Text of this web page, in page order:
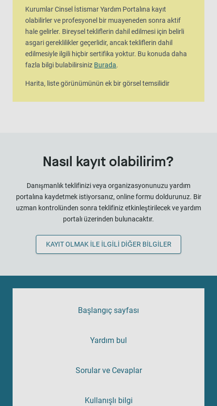
Kurumlar Cinsel İstismar Yardım Portalına kayıt
olabilirler ve profesyonel bir muayeneden sonra aktif
hale gelirler. Bireysel tekliflerin dahil edilmesi için belirli
asgari gereklilikler geçerlidir, ancak tekliflerin dahil
edilmesiyle ilgili hiçbir sertifika yoktur. Bu konuda daha
fazla bilgi bulabilirsiniz Burada.
Harita, liste görünümünün ek bir görsel temsilidir
Nasıl kayıt olabilirim?
Danışmanlık teklifinizi veya organizasyonunuzu yardım
portalına kaydetmek istiyorsanız, online formu doldurunuz. Bir
uzman kontrolünden sonra teklifiniz etkinleştirilecek ve yardım
portalı üzerinden bulunacaktır.
KAYIT OLMAK ILE ILGILI DIĞER BILGILER
Başlangıç sayfası
Yardım bul
Sorular ve Cevaplar
Kullanışlı bilgi